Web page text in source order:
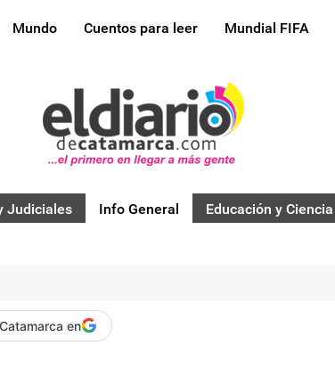
Mundo Cuentos para leer Mundial FIFA
Judiciales Info General Educación y Ciencia
en